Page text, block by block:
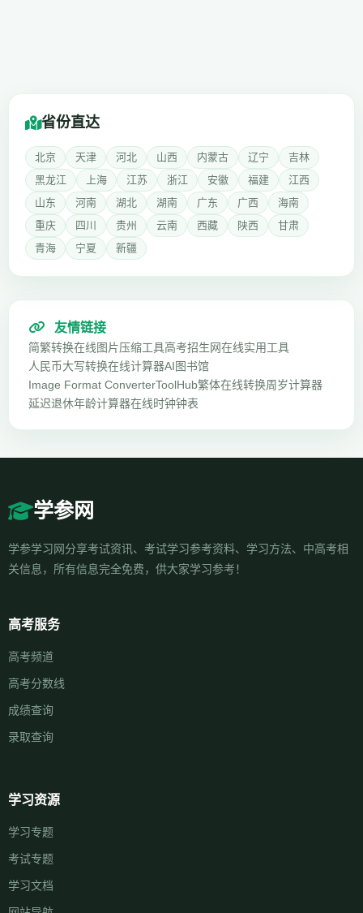
省份直达
北京 天津 河北 山西 内蒙古 辽宁
吉林
黑龙江
上海 江苏 浙江 安徽 福建
江西
山东
河南 湖北 湖南 广东 广西
海南
重庆
四川 贵州 云南 西藏 陕西
甘肃
青海
宁夏 新疆
友情链接
简繁转换在线图片压缩工具高考招生网在线实用工具
人民币大写转换在线计算器AI图书馆
Image Format ConverterToolHub繁体在线转换周岁计算器
延迟退休年龄计算器在线时钟钟表
学参网
学参学习网分享考试资讯、考试学习参考资料、学习方法、中高考相
关信息，所有信息完全免费，供大家学习参考！
高考服务
高考频道
高考分数线
成绩查询
录取查询
学习资源
学习专题
考试专题
学习文档